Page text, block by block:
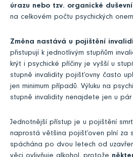
úrazu nebo tzv. organické
na celkovém počtu psychických
Změna nastává u pojištění
přistupují k jednotlivým stupňům
krýt i psychické příčiny je vyšší u
stupně invalidity pojišťovny často
jen minimum případů. Výluku na
stupně invalidity nenajdete jen u pár
Jednotnější přístup je u pojištění
naprostá většina pojišťoven plní za
spáchána po dvou letech od